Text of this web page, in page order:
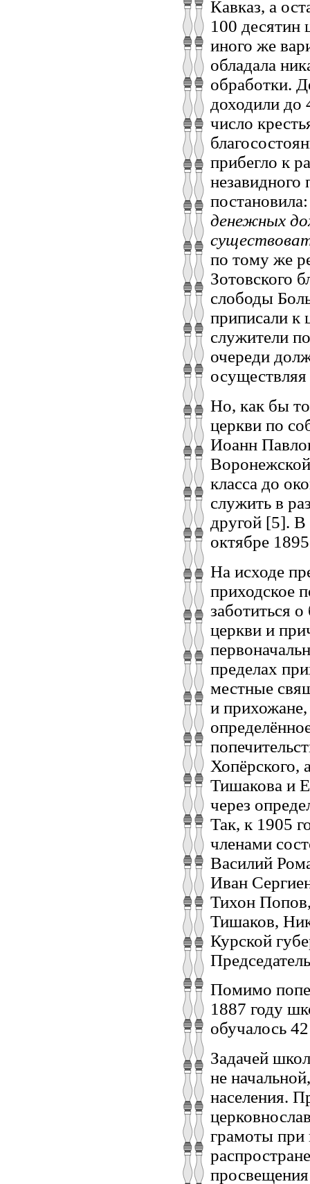
Кавказ, а
100 десятин
иного же
обладала
обработки.
доходили до
число
прибегло к
незавидного
денежных
по тому же
Зотовского
слободы
приписали к
служители
очереди
Но, как бы
церкви по
Иоанн
класса до
служить в
другой [5].
октябре
На исходе
приходское
заботиться
церкви и
пределах
местные
и
Хопёрского,
Тишакова и
через
Так, к 1905
членами
Василий
Иван
Тихон
Тишаков,
Курской
Помимо
1887 году
обучалось
Задачей
не
населения.
грамоты при